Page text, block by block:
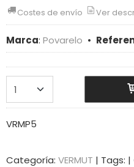
Costes de envío Ver
Marca: Povarelo •
VRMP5
Categoría: VERMUT | Tags: |